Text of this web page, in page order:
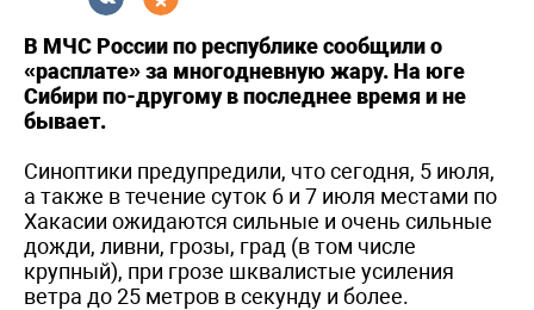
В МЧС России по республике сообщили о
«расплате» за многодневную жару. На юге
Сибири по-другому в последнее время и не
бывает.
Синоптики предупредили, что сегодня, 5 июля,
а также в течение суток 6 и 7 июля местами по
Хакасии ожидаются сильные и очень сильные
дожди, ливни, грозы, град (в том числе
крупный), при грозе шквалистые усиления
ветра до 25 метров в секунду и более.